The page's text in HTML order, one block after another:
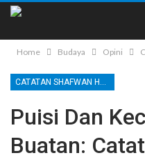
Home Budaya Opini
CATATAN SHAFWAN HADI UMRY
Puisi Dan
Buatan: